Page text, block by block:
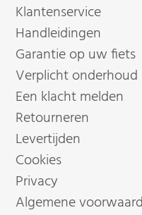
Klantenservice
Handleidingen
Garantie op uw fiets
Verplicht onderhoud
Een klacht melden
Retourneren
Levertijden
Cookies
Privacy
Algemene